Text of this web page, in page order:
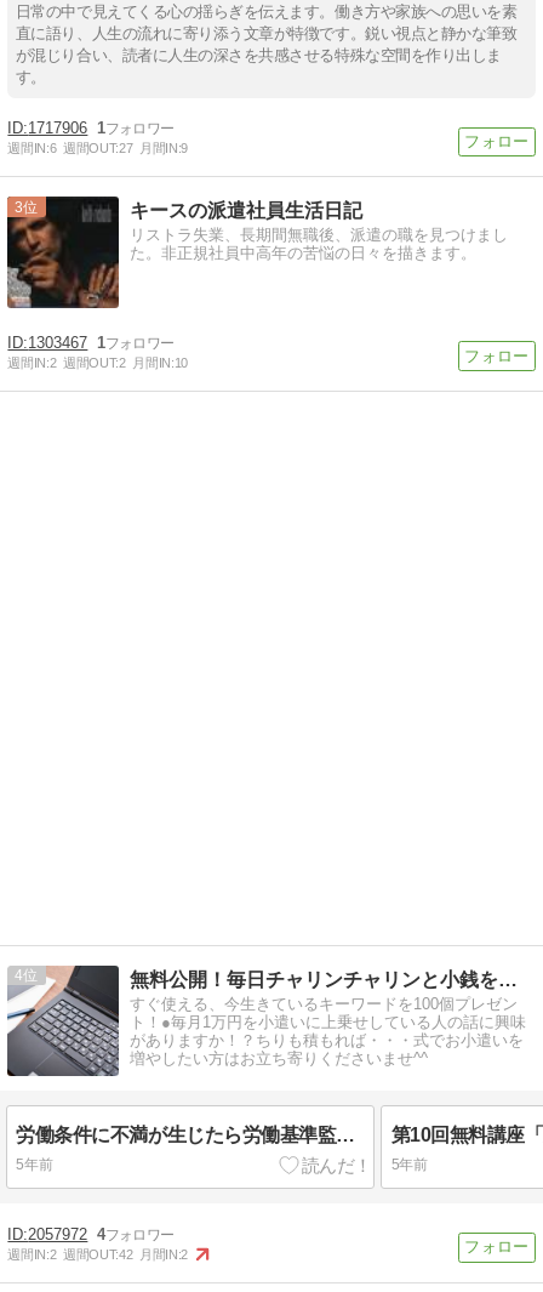
日常の中で見えてくる心の揺らぎを伝えます。働き方や家族への思いを素
直に語り、人生の流れに寄り添う文章が特徴です。鋭い視点と静かな筆致
が混じり合い、読者に人生の深さを共感させる特殊な空間を作り出しま
す。
1717906 1
週間IN:6 週間OUT:27 月間IN:9
3 キースの派遣社員生活日記
リストラ失業、長期間無職後、派遣の職を見つけまし
た。非正規社員中高年の苦悩の日々を描きます。
1303467 1
週間IN:2 週間OUT:2 月間IN:10
4 無料公開！毎日チャリンチャリンと小銭を稼ぐアドセンス攻略法！
すぐ使える、今生きているキーワードを100個プレゼン
ト！●毎月1万円を小遣いに上乗せしている人の話に興味
がありますか！？ちりも積もれば・・・式でお小遣いを
増やしたい方はお立ち寄りくださいませ^^
労働条件に不満が生じたら労働基準監督署、労働局どこに相談する！？
5年前 5年前
2057972 4
週間IN:2 週間OUT:42 月間IN:2